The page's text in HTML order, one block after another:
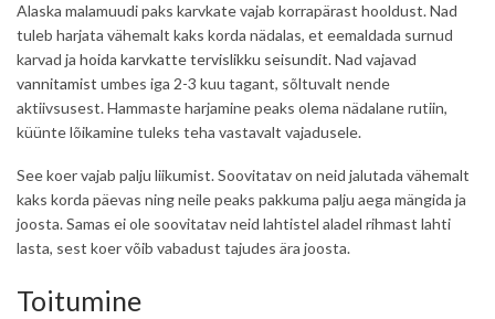
Alaska malamuudi paks karvkate vajab korrapärast hooldust. Nad
tuleb harjata vähemalt kaks korda nädalas, et eemaldada surnud
karvad ja hoida karvkatte tervislikku seisundit. Nad vajavad
vannitamist umbes iga 2-3 kuu tagant, sõltuvalt nende
aktiivsusest. Hammaste harjamine peaks olema nädalane rutiin,
küünte lõikamine tuleks teha vastavalt vajadusele.
See koer vajab palju liikumist. Soovitatav on neid jalutada vähemalt
kaks korda päevas ning neile peaks pakkuma palju aega mängida ja
joosta. Samas ei ole soovitatav neid lahtistel aladel rihmast lahti
lasta, sest koer võib vabadust tajudes ära joosta.
Toitumine